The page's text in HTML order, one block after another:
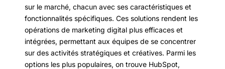
sur le marché, chacun avec ses caractéristiques et
fonctionnalités spécifiques. Ces solutions rendent les
opérations de marketing digital plus efficaces et
intégrées, permettant aux équipes de se concentrer
sur des activités stratégiques et créatives. Parmi les
options les plus populaires, on trouve HubSpot,